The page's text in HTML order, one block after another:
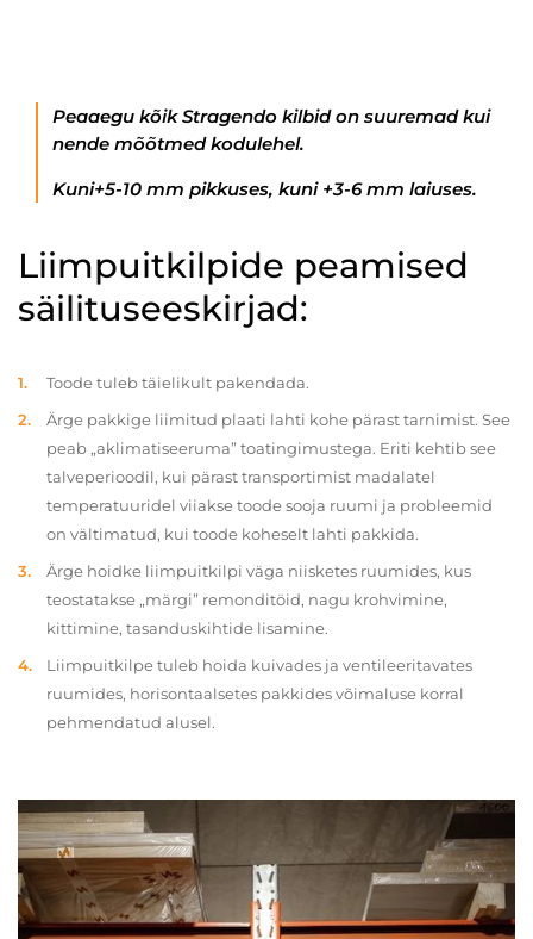
Peaaegu kõik Stragendo kilbid on suuremad kui
nende mõõtmed kodulehel.
Kuni+5-10 mm pikkuses, kuni +3-6 mm laiuses.
Liimpuitkilpide peamised
säilituseeskirjad:
Toode tuleb täielikult pakendada.
Ärge pakkige liimitud plaati lahti kohe pärast tarnimist. See
peab „aklimatiseeruma” toatingimustega. Eriti kehtib see
talveperioodil, kui pärast transportimist madalatel
temperatuuridel viiakse toode sooja ruumi ja probleemid
on vältimatud, kui toode koheselt lahti pakkida.
Ärge hoidke liimpuitkilpi väga niisketes ruumides, kus
teostatakse „märgi” remonditöid, nagu krohvimine,
kittimine, tasanduskihtide lisamine.
Liimpuitkilpe tuleb hoida kuivades ja ventileeritavates
ruumides, horisontaalsetes pakkides võimaluse korral
pehmendatud alusel.